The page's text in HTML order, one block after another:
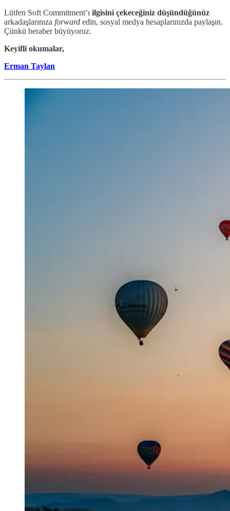
Lütfen Soft Commitment’ı ilgisini çekeceğiniz düşündüğünüz
arkadaşlarınıza forward edin, sosyal medya hesaplarınızda paylaşın.
Çünkü beraber büyüyoruz.
Keyifli okumalar,
Erman Taylan